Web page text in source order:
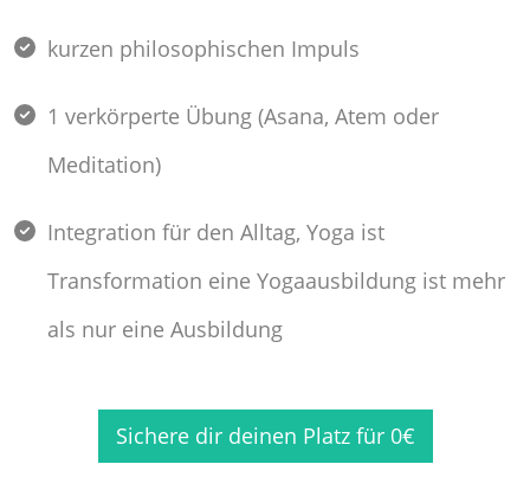
kurzen philosophischen Impuls
1 verkörperte Übung (Asana, Atem oder
Meditation)
Integration für den Alltag, Yoga ist
Transformation eine Yogaausbildung ist mehr
als nur eine Ausbildung
Sichere dir deinen Platz für 0€